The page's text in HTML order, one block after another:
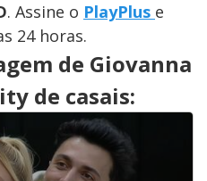
. Assine o PlayPlus e
24 horas.
de Giovanna
de casais: